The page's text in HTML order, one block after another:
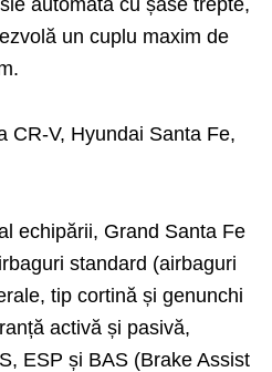
un cuplu maxim de
CR-V, Hyundai Santa Fe,
echipării, Grand Santa Fe
standard (airbaguri
tip cortină și genunchi
activă și pasivă,
ESP și BAS (Brake Assist